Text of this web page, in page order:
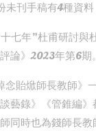
刊手稿有4種資料
七年”杜甫研討與
論》2023年第6期。
念貽焮師長教師》
藝錄》《管錐編
同時也為錢師長